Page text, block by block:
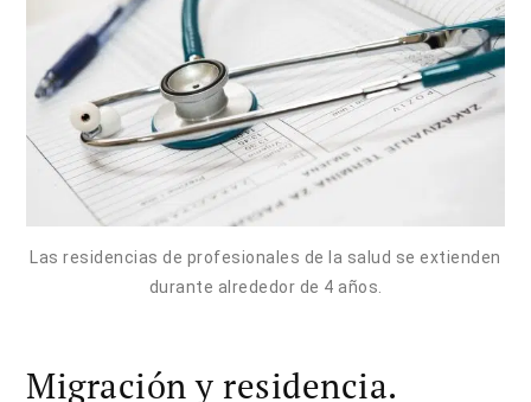
Las residencias de profesionales de la salud se extienden
durante alrededor de 4 años.
Migración y residencia.